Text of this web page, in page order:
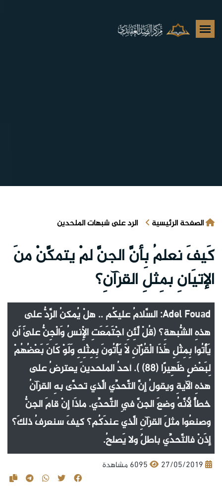
الصفحة الرئيسية الرد على شبهات الملحدين
كَيفَ نعلمُ بِأنَّ الجنَّ لمْ يتمكَّنْ منَ
الإتيَانِ بمِثلِ القرآنِ؟
Adel Fouad: السَّلامُ عليكُم .. هلْ يُمكنُ الرَّدُّ على
هذهِ الشُّبهةِ؟ (قُلْ لَّئِنِ اجْتَمَعَتِ الْإِنسُ وَالْجِنُّ عَلَىٰ أَن
يَأْتُوا بِمِثْلِ هَٰذَا الْقُرْآنِ لَا يَأْتُونَ بِمِثْلِهِ وَلَوْ كَانَ بَعْضُهُمْ
لِبَعْضٍ ظَهِيرًا (88) ). أحدُ الملحدينَ يعترضُ على
هذهِ الآيةِ ويقولُ إنَّ التَّحدِّي الَّذي تحدَّى بهِ القرآنُ
خطأٌ لأنَّهُ وضعَ الجنَّ فِي التَّحدِّي. ماذَا إنْ قامَ الجنُّ
وصنعُوا مثلَ القرآنِ الَّذي عندَكُم؟ كيفَ سنعرفُ ذلكَ؟
إذَنْ فالتَّحدِّي باطلٌ ولا يَصلحُ.
27/05/2019 6095 مشاهدة